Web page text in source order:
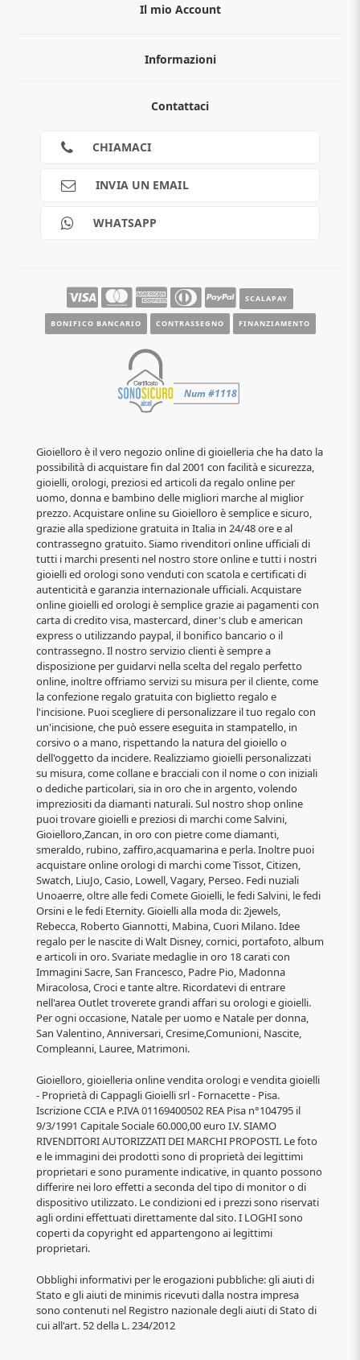
Il mio Account
Informazioni
Guida all'acquisto
Scalapay
Contattaci
CHIAMACI
INVIA UN EMAIL
WHATSAPP
SCALAPAY
BONIFICO BANCARIO CONTRASSEGNO FINANZIAMENTO
Gioielloro è il vero negozio online di gioielleria che ha dato la
possibilità di acquistare fin dal 2001 con facilità e sicurezza,
gioielli, orologi, preziosi ed articoli da regalo online per
uomo, donna e bambino delle migliori marche al miglior
prezzo. Acquistare online su Gioielloro è semplice e sicuro,
grazie alla spedizione gratuita in Italia in 24/48 ore e al
contrassegno gratuito. Siamo rivenditori online ufficiali di
tutti i marchi presenti nel nostro store online e tutti i nostri
gioielli ed orologi sono venduti con scatola e certificati di
autenticità e garanzia internazionale ufficiali. Acquistare
online gioielli ed orologi è semplice grazie ai pagamenti con
carta di credito visa, mastercard, diner's club e american
express o utilizzando paypal, il bonifico bancario o il
contrassegno. Il nostro servizio clienti è sempre a
disposizione per guidarvi nella scelta del regalo perfetto
online, inoltre offriamo servizi su misura per il cliente, come
la confezione regalo gratuita con biglietto regalo e
l'incisione. Puoi scegliere di personalizzare il tuo regalo con
un'incisione, che può essere eseguita in stampatello, in
corsivo o a mano, rispettando la natura del gioiello o
dell'oggetto da incidere. Realizziamo gioielli personalizzati
su misura, come collane e bracciali con il nome o con iniziali
o dediche particolari, sia in oro che in argento, volendo
impreziositi da diamanti naturali. Sul nostro shop online
puoi trovare gioielli e preziosi di marchi come Salvini,
Gioielloro,Zancan, in oro con pietre come diamanti,
smeraldo, rubino, zaffiro,acquamarina e perla. Inoltre puoi
acquistare online orologi di marchi come Tissot, Citizen,
Swatch, LiuJo, Casio, Lowell, Vagary, Perseo. Fedi nuziali
Unoaerre, oltre alle fedi Comete Gioielli, le fedi Salvini, le fedi
Orsini e le fedi Eternity. Gioielli alla moda di: 2jewels,
Rebecca, Roberto Giannotti, Mabina, Cuori Milano. Idee
regalo per le nascite di Walt Disney, cornici, portafoto, album
e articoli in oro. Svariate medaglie in oro 18 carati con
Immagini Sacre, San Francesco, Padre Pio, Madonna
Miracolosa, Croci e tante altre. Ricordatevi di entrare
nell'area Outlet troverete grandi affari su orologi e gioielli.
Per ogni occasione, Natale per uomo e Natale per donna,
San Valentino, Anniversari, Cresime,Comunioni, Nascite,
Compleanni, Lauree, Matrimoni.
Gioielloro, gioielleria online vendita orologi e vendita gioielli
- Proprietà di Cappagli Gioielli srl - Fornacette - Pisa.
Iscrizione CCIA e P.IVA 01169400502 REA Pisa n°104795 il
9/3/1991 Capitale Sociale 60.000,00 euro I.V. SIAMO
RIVENDITORI AUTORIZZATI DEI MARCHI PROPOSTI. Le foto
e le immagini dei prodotti sono di proprietà dei legittimi
proprietari e sono puramente indicative, in quanto possono
differire nei loro effetti a seconda del tipo di monitor o di
dispositivo utilizzato. Le condizioni ed i prezzi sono riservati
agli ordini effettuati direttamente dal sito. I LOGHI sono
coperti da copyright ed appartengono ai legittimi
proprietari.
Obblighi informativi per le erogazioni pubbliche: gli aiuti di
Stato e gli aiuti de minimis ricevuti dalla nostra impresa
sono contenuti nel Registro nazionale degli aiuti di Stato di
cui all'art. 52 della L. 234/2012